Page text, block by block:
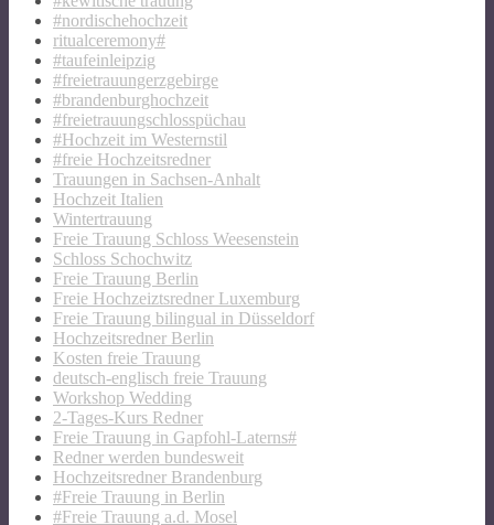
#nordischehochzeit
ritualceremony#
#taufeinleipzig
#freietrauungerzgebirge
#brandenburghochzeit
#freietrauungschlosspüchau
#Hochzeit im Westernstil
#freie Hochzeitsredner
Trauungen in Sachsen-Anhalt
Hochzeit Italien
Wintertrauung
Freie Trauung Schloss Weesenstein
Schloss Schochwitz
Freie Trauung Berlin
Freie Hochzeiztsredner Luxemburg
Freie Trauung bilingual in Düsseldorf
Hochzeitsredner Berlin
Kosten freie Trauung
deutsch-englisch freie Trauung
Workshop Wedding
2-Tages-Kurs Redner
Freie Trauung in Gapfohl-Laterns#
Redner werden bundesweit
Hochzeitsredner Brandenburg
#Freie Trauung in Berlin
#Freie Trauung a.d. Mosel